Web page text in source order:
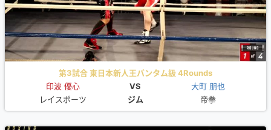
第3試合 東日本新人王バンタム級 4Rounds
印波 優心
VS
大町 朋也
レイスポーツ
ジム 帝拳